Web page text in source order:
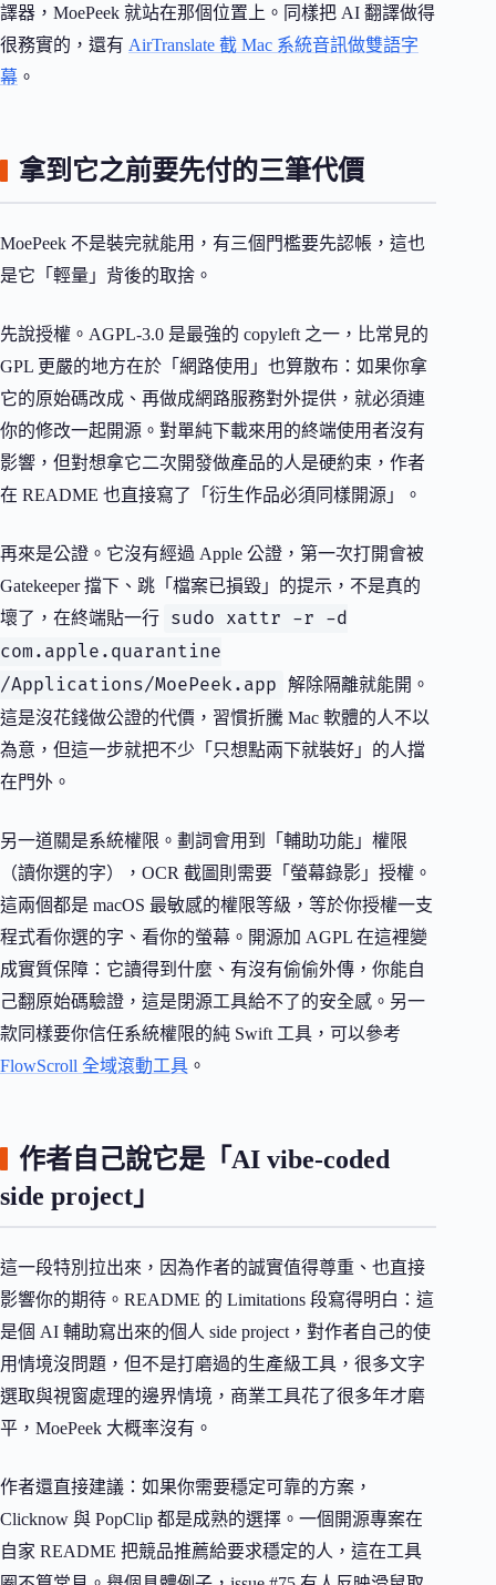
譯器，MoePeek 就站在那個位置上。同樣把 AI 翻譯做得
很務實的，還有 AirTranslate 截 Mac 系統音訊做雙語字
幕 。
拿到它之前要先付的三筆代價
MoePeek 不是裝完就能用，有三個門檻要先認帳，這也
是它「輕量」背後的取捨。
先說授權。AGPL-3.0 是最強的 copyleft 之一，比常見的
GPL 更嚴的地方在於「網路使用」也算散布：如果你拿
它的原始碼改成、再做成網路服務對外提供，就必須連
你的修改一起開源。對單純下載來用的終端使用者沒有
影響，但對想拿它二次開發做產品的人是硬約束，作者
在 README 也直接寫了「衍生作品必須同樣開源」。
再來是公證。它沒有經過 Apple 公證，第一次打開會被
Gatekeeper 擋下、跳「檔案已損毀」的提示，不是真的
壞了，在終端貼一行
sudo xattr -r -d
com.apple.quarantine
/Applications/MoePeek.app
解除隔離就能開。
這是沒花錢做公證的代價，習慣折騰 Mac 軟體的人不以
為意，但這一步就把不少「只想點兩下就裝好」的人擋
在門外。
另一道關是系統權限。劃詞會用到「輔助功能」權限
（讀你選的字），OCR 截圖則需要「螢幕錄影」授權。
這兩個都是 macOS 最敏感的權限等級，等於你授權一支
程式看你選的字、看你的螢幕。開源加 AGPL 在這裡變
成實質保障：它讀得到什麼、有沒有偷偷外傳，你能自
己翻原始碼驗證，這是閉源工具給不了的安全感。另一
款同樣要你信任系統權限的純 Swift 工具，可以參考
FlowScroll 全域滾動工具 。
作者自己說它是「AI vibe-coded
side project」
這一段特別拉出來，因為作者的誠實值得尊重、也直接
影響你的期待。README 的 Limitations 段寫得明白：這
是個 AI 輔助寫出來的個人 side project，對作者自己的使
用情境沒問題，但不是打磨過的生產級工具，很多文字
選取與視窗處理的邊界情境，商業工具花了很多年才磨
平，MoePeek 大概率沒有。
作者還直接建議：如果你需要穩定可靠的方案，
Clicknow 與 PopClip 都是成熟的選擇。一個開源專案在
自家 README 把競品推薦給要求穩定的人，這在工具